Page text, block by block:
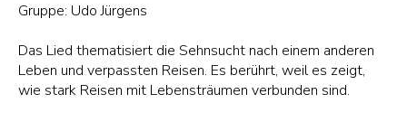
Gruppe: Udo Jürgens
Das Lied thematisiert die Sehnsucht nach einem anderen
Leben und verpassten Reisen. Es berührt, weil es zeigt,
wie stark Reisen mit Lebensträumen verbunden sind.